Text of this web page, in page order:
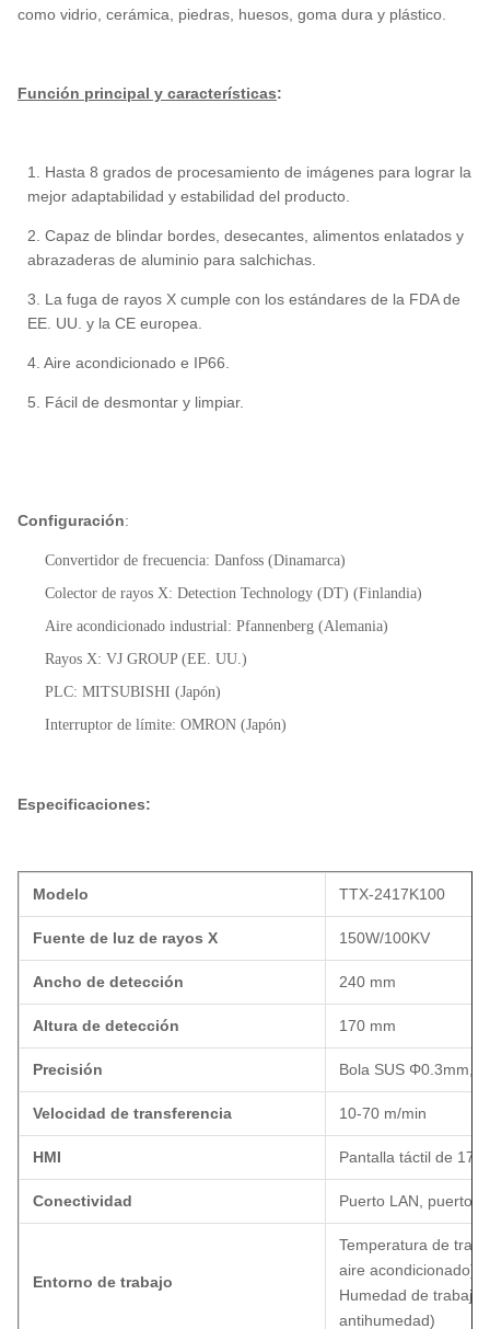
como vidrio, cerámica, piedras, huesos, goma dura y plástico.
Función principal y características:
1. Hasta 8 grados de procesamiento de imágenes para lograr la
mejor adaptabilidad y estabilidad del producto.
2. Capaz de blindar bordes, desecantes, alimentos enlatados y
abrazaderas de aluminio para salchichas.
3. La fuga de rayos X cumple con los estándares de la FDA de
EE. UU. y la CE europea.
4. Aire acondicionado e IP66.
5. Fácil de desmontar y limpiar.
Configuración:
Convertidor de frecuencia: Danfoss (Dinamarca)
Colector de rayos X: Detection Technology (DT) (Finlandia)
Aire acondicionado industrial: Pfannenberg (Alemania)
Rayos X: VJ GROUP (EE. UU.)
PLC: MITSUBISHI (Japón)
Interruptor de límite: OMRON (Japón)
Especificaciones:
Modelo TTX-2417K100
Fuente de luz de rayos X 150W/100KV
Ancho de detección 240 mm
Altura de detección 170 mm
Precisión Bola SUS Φ0.3mm,
Velocidad de transferencia 10-70 m/min
HMI Pantalla táctil de 17
Conectividad Puerto LAN, puerto
Entorno de trabajo
Temperatura de
aire acondicionado),
Humedad de
antihumedad)